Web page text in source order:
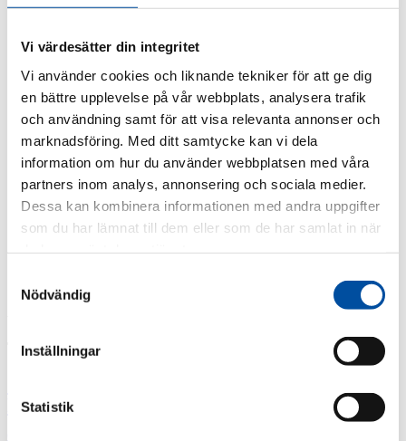
Vi värdesätter din integritet
Vi använder cookies och liknande tekniker för att ge dig
en bättre upplevelse på vår webbplats, analysera trafik
och användning samt för att visa relevanta annonser och
marknadsföring. Med ditt samtycke kan vi dela
information om hur du använder webbplatsen med våra
partners inom analys, annonsering och sociala medier.
Dessa kan kombinera informationen med andra uppgifter
som du har lämnat till dem eller som de har samlat in när
Nödvändig
Inställningar
Statistik
FVB-News 56
FVB-News 54
FVB-News 53
FVB-News 52
FVB-News 51
FVB-News 50
FVB-News 49
FVB-News 48
FVB-News 47
FVB-News 46
FVB-News 45
Tags
heating in the future
Energy